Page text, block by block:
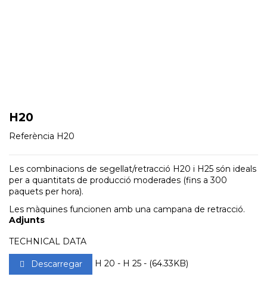
H20
Referència H20
Les combinacions de segellat/retracció H20 i H25 són ideals
per a quantitats de producció moderades (fins a 300
paquets per hora).
Les màquines funcionen amb una campana de retracció.
Adjunts
TECHNICAL DATA
Descarregar H 20 - H 25 - (64.33KB)